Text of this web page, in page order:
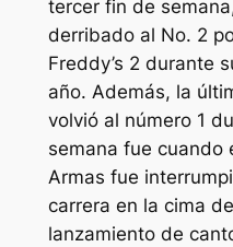
tercer fin de
derribado al No. 2
Freddy’s 2 durante
año. Además, la
volvió al número 1
semana fue cuando
Armas fue
carrera en la cima
lanzamiento de